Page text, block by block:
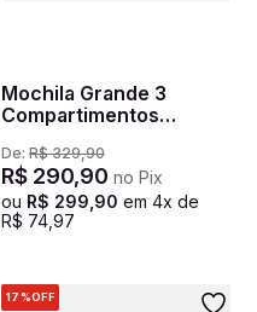
Mochila Grande 3
Compartimentos
Harvest Preto
De: R$ 329,90
R$ 290,90 no Pix
ou R$ 299 90 em 4x de
R$ 74 97
17%OFF